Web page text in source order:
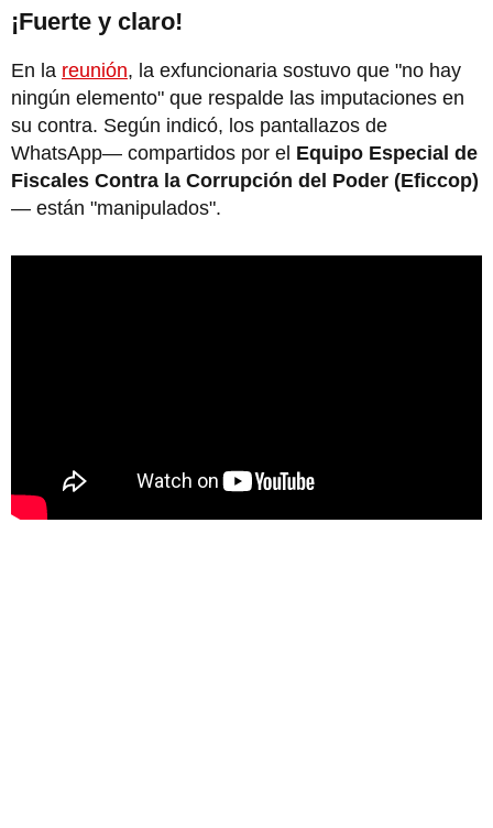
¡Fuerte y claro!
En la reunión, la exfuncionaria sostuvo que "no hay
ningún elemento" que respalde las imputaciones en
su contra. Según indicó, los pantallazos de
WhatsApp— compartidos por el Equipo Especial de
Fiscales Contra la Corrupción del Poder (Eficcop)
— están "manipulados".